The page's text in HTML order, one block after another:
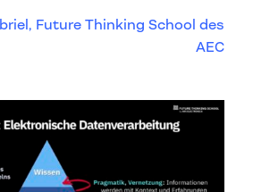
Future Thinking School des
AEC